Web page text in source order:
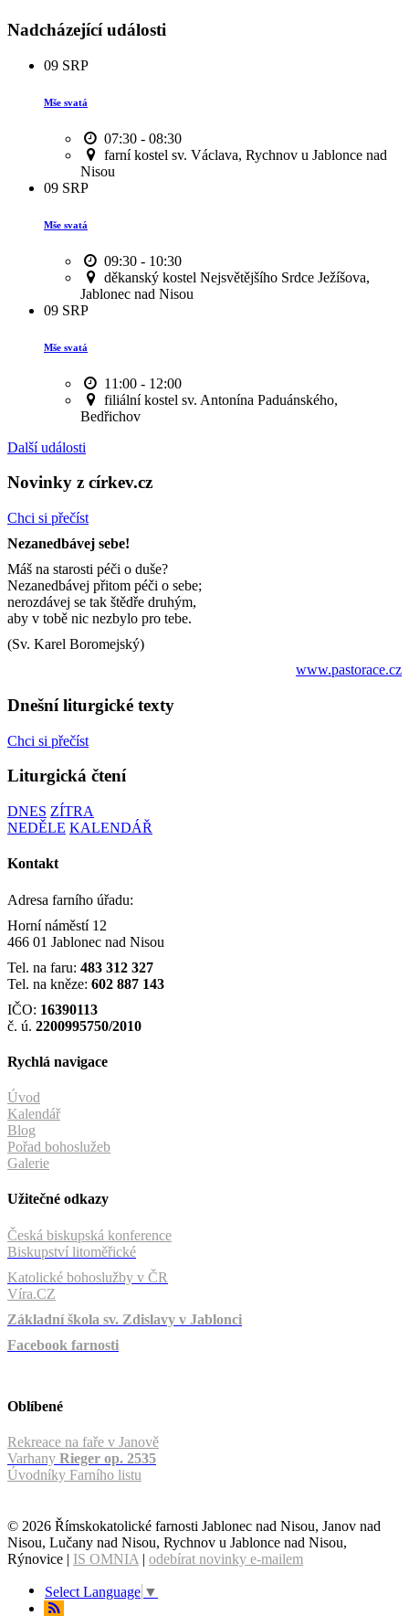
Nadcházející události
09 SRP
Mše svatá
07:30 - 08:30
farní kostel sv. Václava, Rychnov u Jablonce nad
Nisou
09 SRP
Mše svatá
09:30 - 10:30
děkanský kostel Nejsvětějšího Srdce Ježíšova,
Jablonec nad Nisou
09 SRP
Mše svatá
11:00 - 12:00
filiální kostel sv. Antonína Paduánského,
Bedřichov
Další události
Novinky z církev.cz
Chci si přečíst
Nezanedbávej sebe!
Máš na starosti péči o duše?
Nezanedbávej přitom péči o sebe;
nerozdávej se tak štědře druhým,
aby v tobě nic nezbylo pro tebe.
(Sv. Karel Boromejský)
www.pastorace.cz
Dnešní liturgické texty
Chci si přečíst
Liturgická čtení
DNES ZÍTRA
NEDĚLE KALENDÁŘ
Kontakt
Adresa farního úřadu:
Horní náměstí 12
466 01 Jablonec nad Nisou
Tel. na faru: 483 312 327
Tel. na kněze: 602 887 143
IČO: 16390113
č. ú. 2200995750/2010
Rychlá navigace
Úvod
Kalendář
Blog
Pořad bohoslužeb
Galerie
Užitečné odkazy
Česká biskupská konference
Biskupství litoměřické
Katolické bohoslužby v ČR
Víra.CZ
Základní škola sv. Zdislavy v Jablonci
Facebook farnosti
Oblíbené
Rekreace na faře v Janově
Varhany Rieger op. 2535
Úvodníky Farního listu
© 2026 Římskokatolické farnosti Jablonec nad Nisou, Janov nad
Nisou, Lučany nad Nisou, Rychnov u Jablonce nad Nisou,
Rýnovice | IS OMNIA | odebírat novinky e-mailem
Select Language ▼